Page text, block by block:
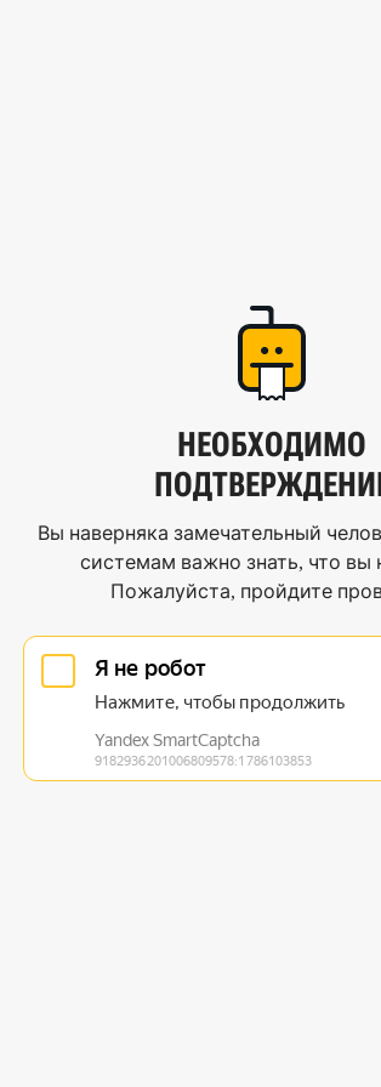
НЕОБХОДИМО
Вы наверняка замечательный
системам важно знать, что вы
Пожалуйста, пройдите